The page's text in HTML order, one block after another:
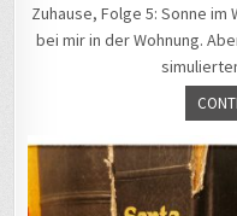
Zuhause, Folge 5: Sonne
bei mir in der Wohnung.